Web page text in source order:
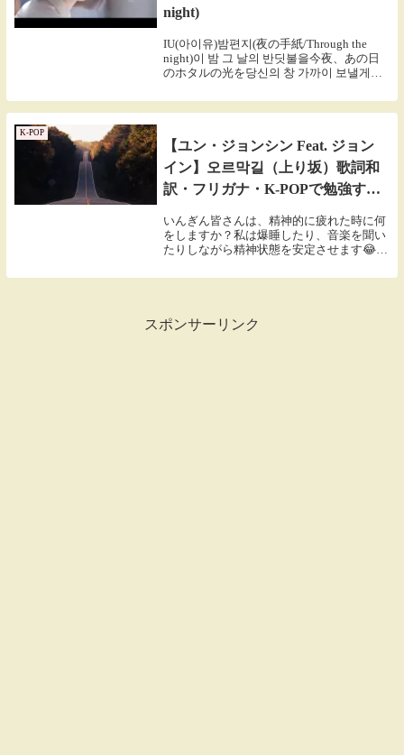
night)
IU(아이유)밤편지(夜の手紙/Through the
night)이 밤 그 날의 반딧불을今夜、あの日
のホタルの光を당신의 창 가까이 보낼게요
요「愛してる」という言葉です나 우리의
첫 입맞춤을...
K-POP
【ユン・ジョンシン Feat. ジョン
イン】오르막길（上り坂）歌詞和
訳・フリガナ・K-POPで勉強する
いんぎん皆さんは、精神的に疲れた時に何
をしますか？私は爆睡したり、音楽を聞い
たりしながら精神状態を安定させます😂今
よく聞く曲です。この曲を聞いていると、
スポンサーリンク